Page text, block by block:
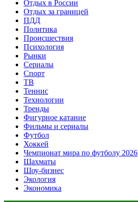
Отдых в России
Отдых за границей
ПДД
Политика
Происшествия
Психология
Рынки
Сериалы
Спорт
ТВ
Теннис
Технологии
Тренды
Фигурное катание
Фильмы и сериалы
Футбол
Хоккей
Чемпионат мира по футболу 2026
Шахматы
Шоу-бизнес
Экология
Экономика